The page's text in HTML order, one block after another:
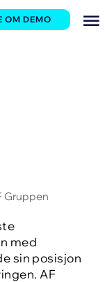
OM DEMO
Gruppen
med
sin posisjon
AF